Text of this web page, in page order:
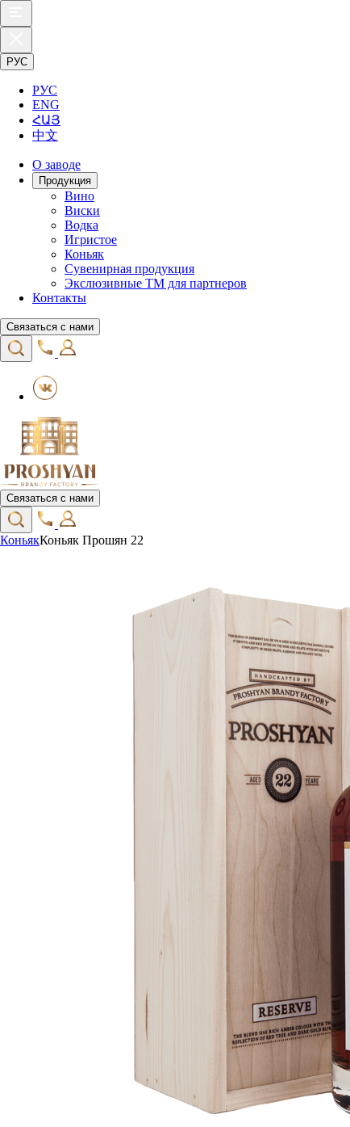
РУС
РУС
ENG
ՀԱՅ
中文
О заводе
Продукция
Вино
Виски
Водка
Игристое
Коньяк
Сувенирная продукция
Экслюзивные ТМ для партнеров
Контакты
Связаться с нами
Связаться с нами
КоньякКоньяк Прошян 22